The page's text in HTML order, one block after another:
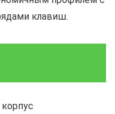
клавиш.